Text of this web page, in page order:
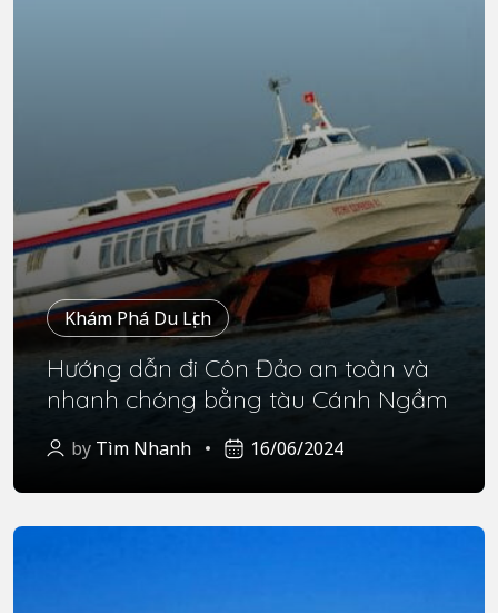
Khám Phá Du Lịch
Hướng dẫn đi Côn Đảo an toàn và
nhanh chóng bằng tàu Cánh Ngầm
by Tìm Nhanh 16/06/2024